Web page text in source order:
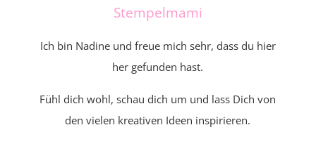
Stempelmami
Ich bin Nadine und freue mich sehr, dass du hier
her gefunden hast.
Fühl dich wohl, schau dich um und lass Dich von
den vielen kreativen Ideen inspirieren.